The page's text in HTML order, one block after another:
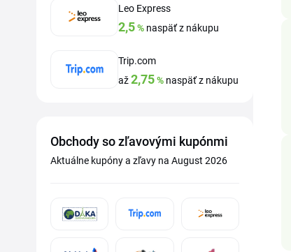
Leo Express
2,5% naspäť z nákupu
Trip.com
až2,75% naspäť z nákupu
Obchody so zľavovými kupónmi
Aktuálne kupóny a zľavy na August 2026